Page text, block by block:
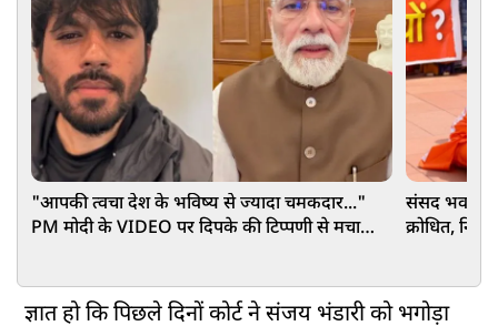
"आपकी त्वचा देश के भविष्य से ज्यादा चमकदार..."
PM मोदी के VIDEO पर दिपके की टिप्पणी से मचा
संसद भवन
क्रोधित,
ज्ञात हो कि पिछले दिनों कोर्ट ने संजय भंडारी को भगोड़ा